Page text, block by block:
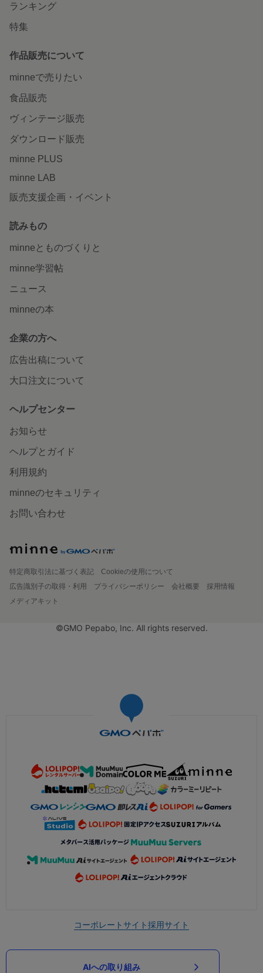
ランキング
特集
作品販売について
minneで売りたい
食品販売
ヴィンテージ販売
ダウンロード販売
minne PLUS
minne LAB
販売支援企画・イベント
読みもの
minneとものづくりと
minne学習帖
ニュース
minneの本
企業の方へ
広告出稿について
大口注文について
ヘルプセンター
お知らせ
ヘルプとガイド
利用規約
minneのセキュリティ
お問い合わせ
特定商取引法に基づく表記
Cookieの使用について
広告識別子の取得・利用
プライバシーポリシー 会社概要
採用情報
メディアキット
©GMO Pepabo, Inc. All rights reserved.
コーポレートサイト採用サイト
AIへの取り組み